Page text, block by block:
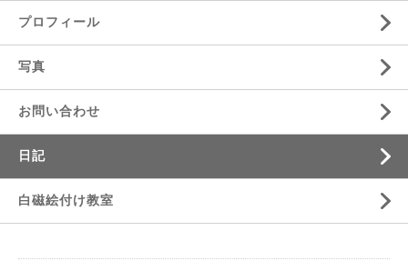
プロフィール
写真
お問い合わせ
日記
白磁絵付け教室